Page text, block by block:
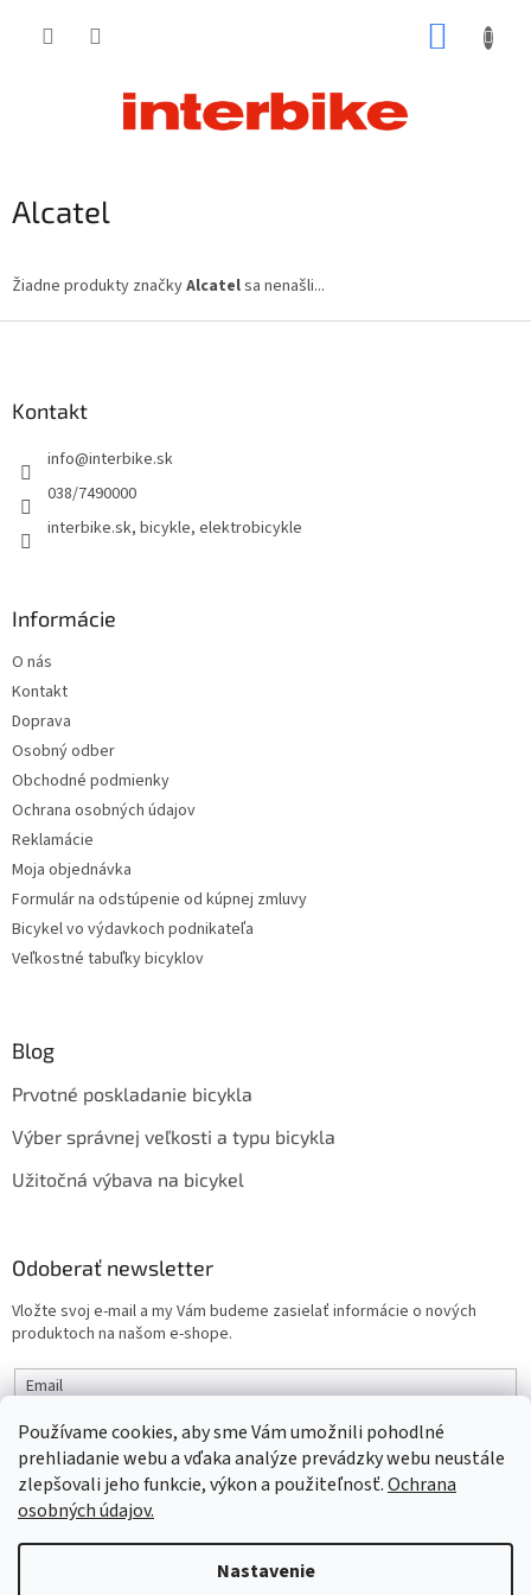
Používame cookies, aby sme Vám umožnili pohodlné
prehliadanie webu a vďaka analýze prevádzky webu neustále
zlepšovali jeho funkcie, výkon a použiteľnosť.Ochrana
osobných údajov.
Nastavenie
Alcatel
Žiadne produkty značkyAlcatelsa nenašli...
Kontakt
info@interbike.sk
038/7490000
interbike.sk, bicykle, elektrobicykle
Informácie
O nás
Kontakt
Doprava
Osobný odber
Obchodné podmienky
Ochrana osobných údajov
Reklamácie
Moja objednávka
Formulár na odstúpenie od kúpnej zmluvy
Bicykel vo výdavkoch podnikateľa
Veľkostné tabuľky bicyklov
Blog
Prvotné poskladanie bicykla
Výber správnej veľkosti a typu bicykla
Užitočná výbava na bicykel
Odoberať newsletter
Vložte svoj e-mail a my Vám budeme zasielať informácie o nových
produktoch na našom e-shope.
Email
PRIHLÁSIŤ SA